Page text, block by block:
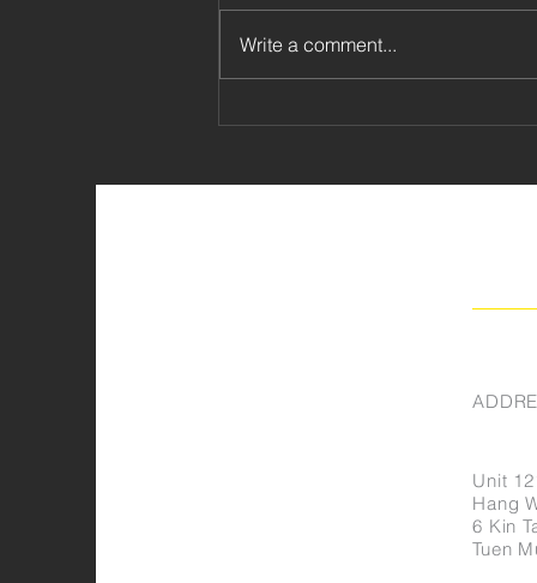
Write a comment...
Unit
Hang
6 Kin
Tuen